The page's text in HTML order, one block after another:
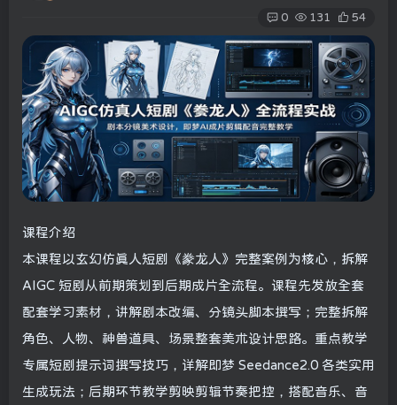
0 131 54
课程介绍
本课程以玄幻仿真人短剧《豢龙人》完整案例为核心，拆解
AIGC 短剧从前期策划到后期成片全流程。课程先发放全套
配套学习素材，讲解剧本改编、分镜头脚本撰写；完整拆解
角色、人物、神兽道具、场景整套美术设计思路。重点教学
专属短剧提示词撰写技巧，详解即梦 Seedance2.0 各类实用
生成玩法；后期环节教学剪映剪辑节奏把控，搭配音乐、音